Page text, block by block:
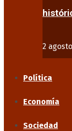
2
Política
Economía
Sociedad